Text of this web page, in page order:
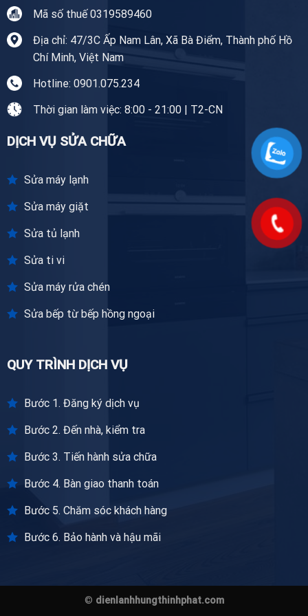
Mã số thuế 0319589460
Địa chỉ: 47/3C Ấp Nam Lân, Xã Bà Điểm, Thành phố Hồ
Chí Minh, Việt Nam
Hotline: 0901.075.234
Thời gian làm việc: 8:00 - 21:00 | T2-CN
DỊCH VỤ SỬA CHỮA
Sửa máy lạnh
Sửa máy giặt
Sửa tủ lạnh
Sửa ti vi
Sửa máy rửa chén
Sửa bếp từ bếp hồng ngoại
QUY TRÌNH DỊCH VỤ
Bước 1. Đăng ký dịch vụ
Bước 2. Đến nhà, kiểm tra
Bước 3. Tiến hành sửa chữa
Bước 4. Bàn giao thanh toán
Bước 5. Chăm sóc khách hàng
Bước 6. Bảo hành và hậu mãi
© dienlanhhungthinhphat.com